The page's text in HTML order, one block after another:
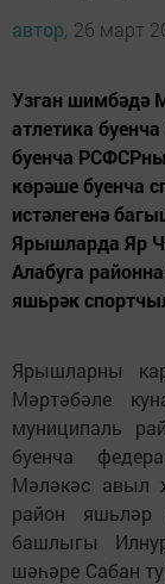
автор, 26 март
Узган шимбәдә
атлетика
буенча
көрәше буенча
истәлегенә
Ярышларда Яр
Алабуга
яшьрәк
Ярышларны
Мәртәбәле
муниципаль
буенча
Мәләкәс авыл
район яшьләр
башлыгы
шәһәре Сабан